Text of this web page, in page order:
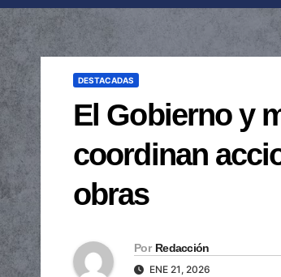
DESTACADAS
El Gobierno y
coordinan
obras
Por Redacción
ENE 21, 2026